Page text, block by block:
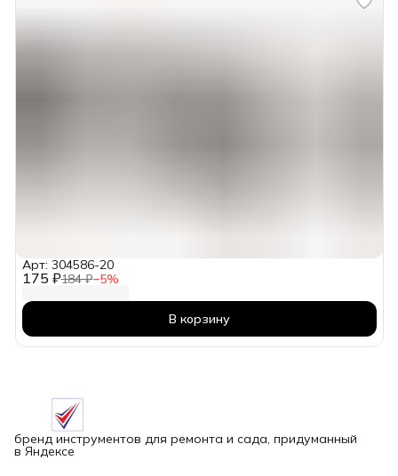
175 ₽184 ₽−5%
Арт: 304586-20
В корзину
бренд инструментов для ремонта и сада, придуманный
в Яндексе